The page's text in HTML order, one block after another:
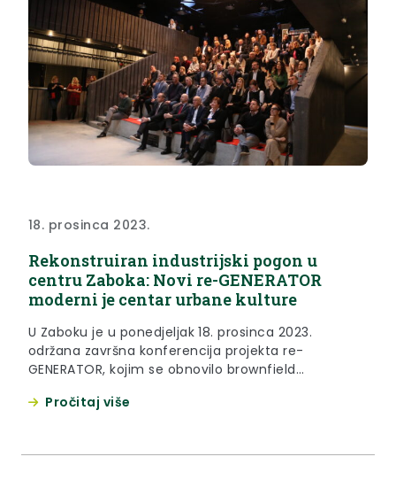
18. prosinca 2023.
Rekonstruiran industrijski pogon u
centru Zaboka: Novi re-GENERATOR
moderni je centar urbane kulture
U Zaboku je u ponedjeljak 18. prosinca 2023.
održana završna konferencija projekta re-
GENERATOR, kojim se obnovilo brownfield
zapuštenu tvorničku halu tvornice ZIFT koja je
Pročitaj više